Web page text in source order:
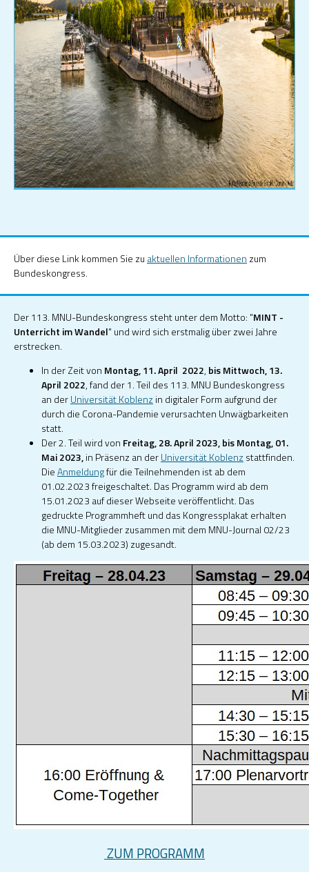
Über diese Link kommen Sie zu aktuellen Informationen zum
Bundeskongress.
Der 113. MNU-Bundeskongress steht unter dem Motto: "MINT -
Unterricht im Wandel" und wird sich erstmalig über zwei Jahre
erstrecken.
In der Zeit von Montag, 11. April 2022, bisMittwoch, 13.
April 2022, fand der 1. Teil des 113. MNU Bundeskongress
an derUniversität Koblenz in digitaler Form aufgrund der
durch die Corona-Pandemie verursachten Unwägbarkeiten
statt.
Der 2. Teil wird von Freitag, 28. April 2023, bis Montag, 01.
Mai 2023,in Präsenz an derUniversität Koblenz stattfinden.
DieAnmeldungfür die Teilnehmenden ist ab dem
01.02.2023 freigeschaltet. Das Programm wird ab dem
15.01.2023 auf dieser Webseite veröffentlicht. Das
gedruckte Programmheft und das Kongressplakat erhalten
die MNU-Mitglieder zusammen mit dem MNU-Journal 02/23
(ab dem 15.03.2023) zugesandt.
ZUM PROGRAMM